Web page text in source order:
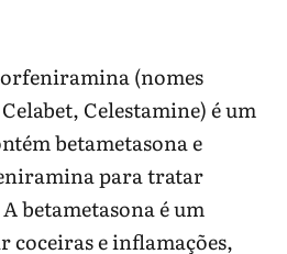
(nomes
Celestamine) é um
betametasona e
para tratar
betametasona é um
coceiras e inflamações,